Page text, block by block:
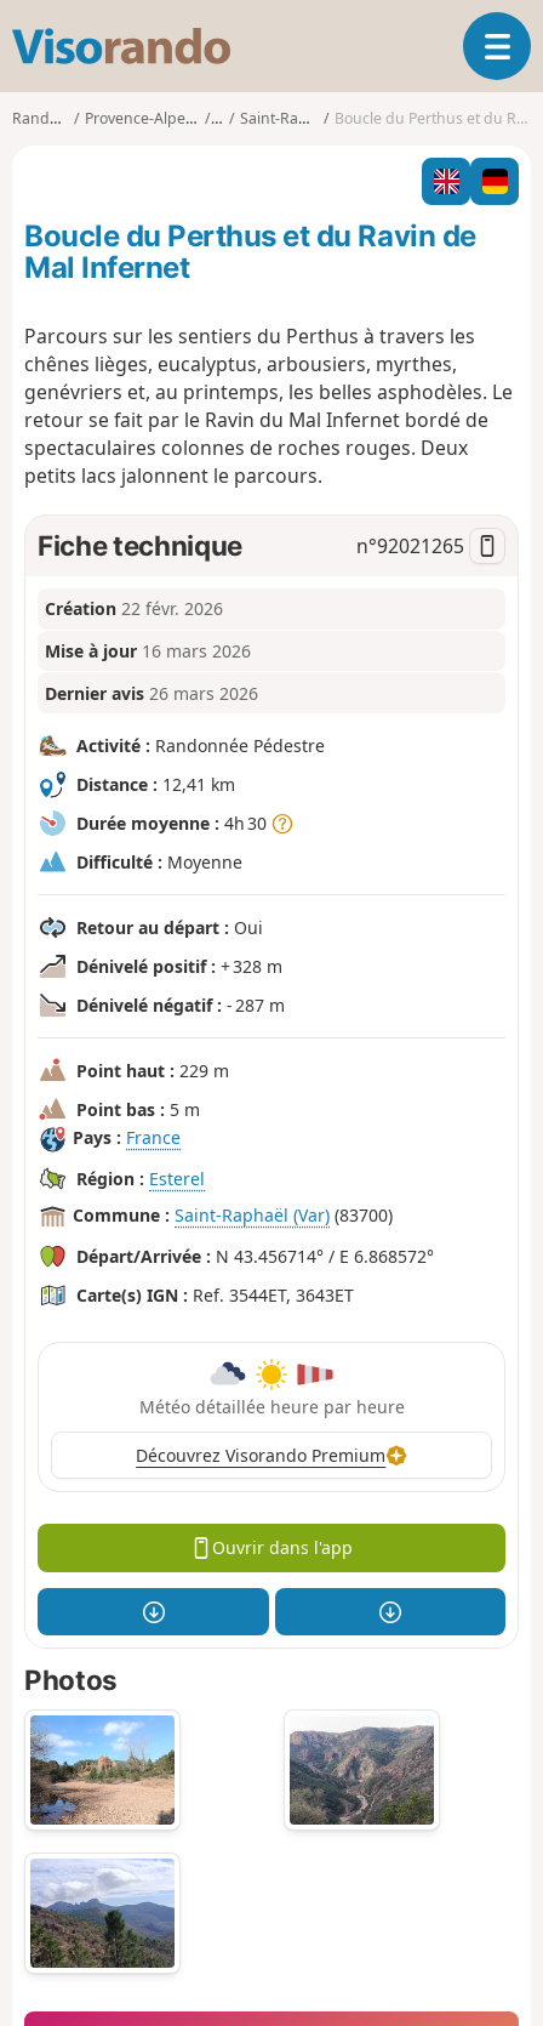
s
o
o
O
u
i
r
l
a
Randonnées Provence-Alpes-Côte d'Azur Var Saint-Raphaël (Var) Boucle du Perthus et du Ravin de Mal Infernet
Boucle du Perthus et du Ravin de
Mal Infernet
Parcours sur les sentiers du Perthus à travers les
chênes lièges, eucalyptus, arbousiers, myrthes,
genévriers et, au printemps, les belles asphodèles. Le
retour se fait par le Ravin du Mal Infernet bordé de
spectaculaires colonnes de roches rouges. Deux
petits lacs jalonnent le parcours.
Fiche technique n°92021265
Création 22 févr. 2026
Mise à jour 16 mars 2026
Dernier avis 26 mars 2026
Activité : Randonnée Pédestre
Distance : 12,41 km
Durée moyenne : 4h 30
Difficulté : Moyenne
Retour au départ : Oui
Dénivelé positif : + 328 m
Dénivelé négatif : - 287 m
Point haut : 229 m
Point bas : 5 m
Pays : France
Région : Esterel
Commune : Saint-Raphaël (Var) (83700)
Départ/Arrivée : N 43.456714° / E 6.868572°
Carte(s) IGN : Ref. 3544ET, 3643ET
Météo détaillée heure par heure
Découvrez Visorando Premium
Ouvrir dans l'app
Photos